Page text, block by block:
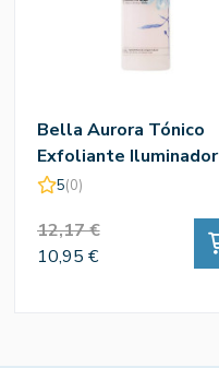
Bella Aurora Tónico
Exfoliante Iluminador
200 Ml
5(0)
12,17 €
10,95 €